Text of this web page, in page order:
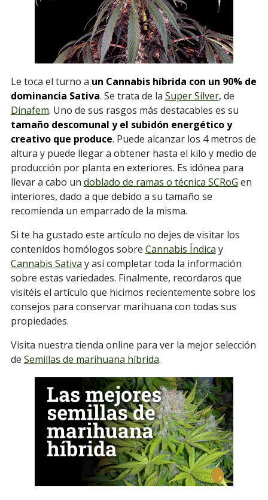
Le toca el turno a un Cannabis híbrida con un 90% de
dominancia Sativa. Se trata de la Super Silver, de
Dinafem. Uno de sus rasgos más destacables es su
tamaño descomunal y el subidón energético y
creativo que produce. Puede alcanzar los 4 metros de
altura y puede llegar a obtener hasta el kilo y medio de
producción por planta en exteriores. Es idónea para
llevar a cabo un doblado de ramas o técnica SCRoG en
interiores, dado a que debido a su tamaño se
recomienda un emparrado de la misma.
Si te ha gustado este artículo no dejes de visitar los
contenidos homólogos sobre Cannabis Índica y
Cannabis Sativa y así completar toda la información
sobre estas variedades. Finalmente, recordaros que
visitéis el artículo que hicimos recientemente sobre los
consejos para conservar marihuana con todas sus
propiedades.
Visita nuestra tienda online para ver la mejor selección
de Semillas de marihuana híbrida.